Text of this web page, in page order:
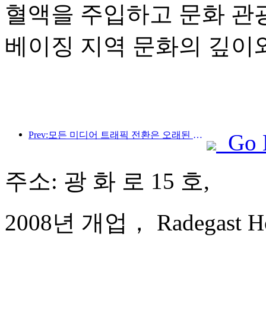
혈액을 주입하고 문화
베이징 지역 문화의 깊이
Prev:모든 미디어 트래픽 전환은 오래된 매장에 활력을 불어넣고 '제로 램프업'의 새로운 모델을 만듭니다.
Go
주소: 광 화 로 15 호,
2008년 개업， Radegast